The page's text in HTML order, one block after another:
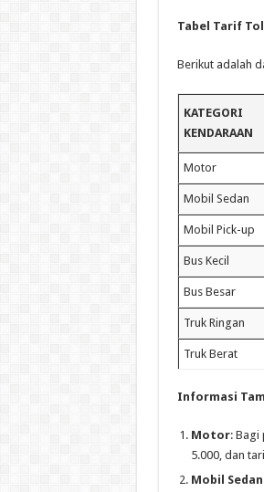
Tabel Tarif
Berikut adalah
KATEGORI
KENDARAAN
Motor
Mobil Sedan
Mobil Pick-up
Bus Kecil
Bus Besar
Truk Ringan
Truk Berat
Informasi
Motor: Bagi
5.000, dan
Mobil Sedan